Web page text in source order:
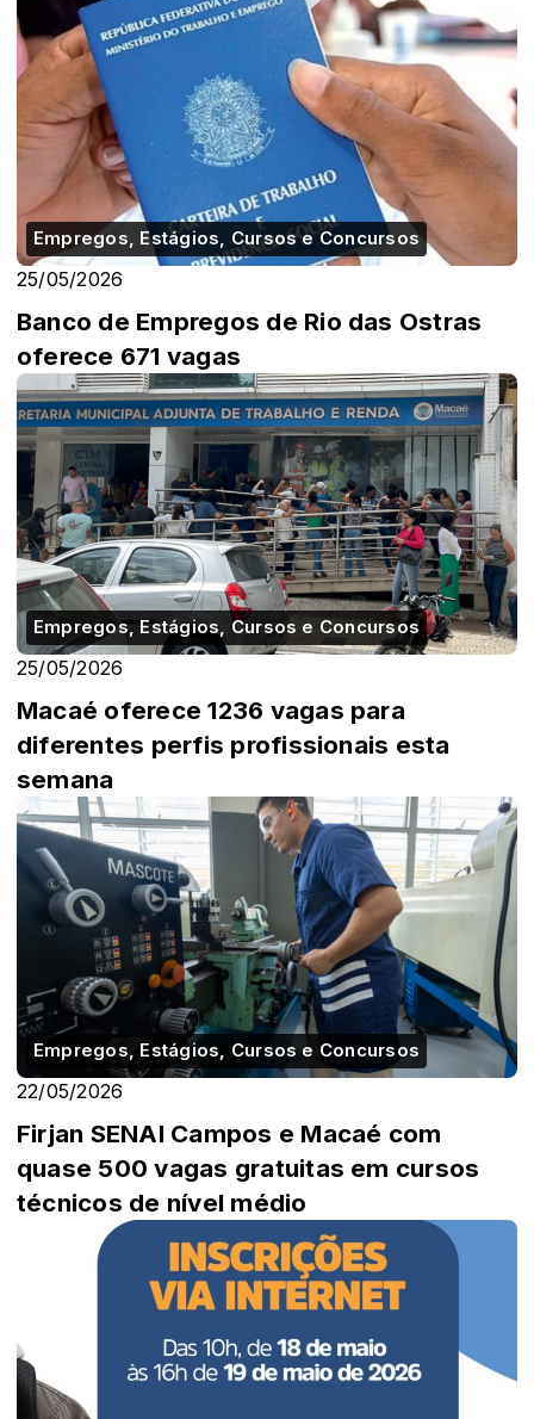
Empregos, Estágios, Cursos e Concursos
25/05/2026
Banco de Empregos de Rio das Ostras
oferece 671 vagas
Empregos, Estágios, Cursos e Concursos
25/05/2026
Macaé oferece 1236 vagas para
diferentes perfis profissionais esta
semana
Empregos, Estágios, Cursos e Concursos
22/05/2026
Firjan SENAI Campos e Macaé com
quase 500 vagas gratuitas em cursos
técnicos de nível médio